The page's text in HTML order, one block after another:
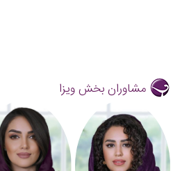
مشاوران بخش ویزا